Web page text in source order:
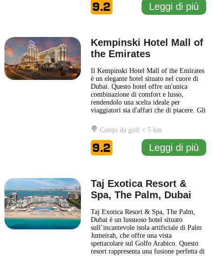
creando
... Leggi di più
9.2 Leggi di più
Kempinski Hotel Mall of
the Emirates
Il Kempinski Hotel Mall of the Emirates
è un elegante hotel situato nel cuore di
Dubai. Questo hotel offre un'unica
combinazione di comfort e lusso,
rendendolo una scelta ideale per
viaggiatori sia d'affari che di piacere. Gli
Emirates riflettono un design
contemporaneo con tocchi di tradizione,
offrendo un'atmosfera raffinata e
accogliente. Gli ospiti possono... Leggi
di più
Campi da golf < 5 km
9.2 Leggi di più
Taj Exotica Resort &
Spa, The Palm, Dubai
Taj Exotica Resort & Spa, The Palm,
Dubai è un lussuoso hotel situato
sull’incantevole isola artificiale di Palm
Jumeirah, che offre una vista
spettacolare sul Golfo Arabico. Questo
resort rappresenta una fusione perfetta di